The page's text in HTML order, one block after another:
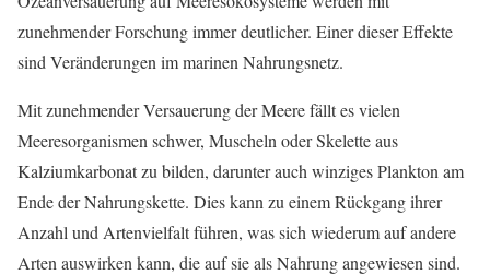
zunehmender Forschung immer deutlicher. Einer dieser Effekte
sind Veränderungen im marinen Nahrungsnetz.
Mit zunehmender Versauerung der Meere fällt es vielen
Meeresorganismen schwer, Muscheln oder Skelette aus
Kalziumkarbonat zu bilden, darunter auch winziges Plankton am
Ende der Nahrungskette. Dies kann zu einem Rückgang ihrer
Anzahl und Artenvielfalt führen, was sich wiederum auf andere
Arten auswirken kann, die auf sie als Nahrung angewiesen sind.